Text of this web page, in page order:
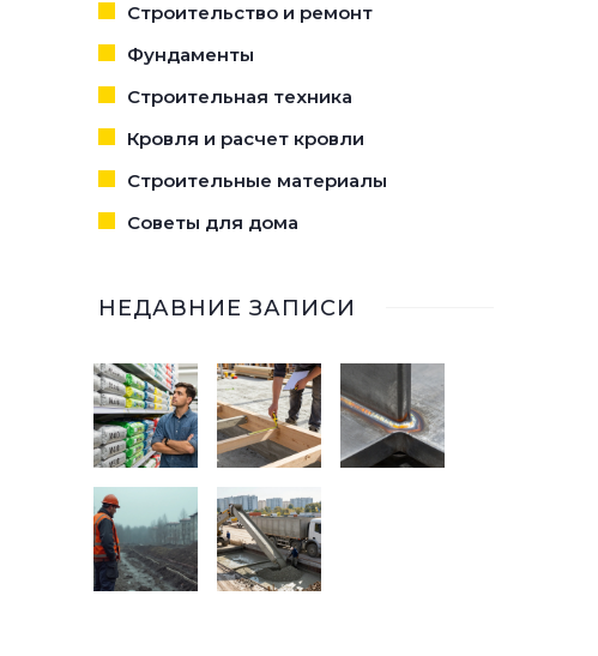
Строительство и ремонт
Фундаменты
Строительная техника
Кровля и расчет кровли
Строительные материалы
Советы для дома
НЕДАВНИЕ ЗАПИСИ